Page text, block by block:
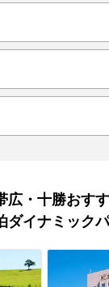
広・十勝おす
ダイナミック